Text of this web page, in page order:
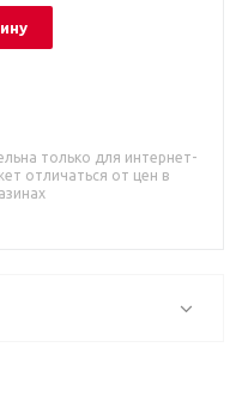
только для интернет-
отличаться от цен в